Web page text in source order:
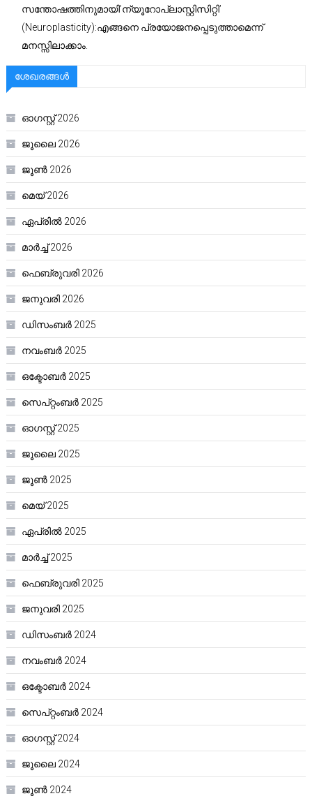
സന്തോഷത്തിനുമായി’ന്യൂറോപ്ലാസ്റ്റിസിറ്റി’
(Neuroplasticity):എങ്ങനെ പ്രയോജനപ്പെടുത്താമെന്ന്
മനസ്സിലാക്കാം.
ശേഖരങ്ങൾ
ഓഗസ്റ്റ്‌ 2026
ജൂലൈ 2026
ജൂൺ 2026
മെയ്‌ 2026
ഏപ്രിൽ 2026
മാർച്ച്‌ 2026
ഫെബ്രുവരി 2026
ജനുവരി 2026
ഡിസംബർ 2025
നവംബർ 2025
ഒക്ടോബർ 2025
സെപ്റ്റംബർ 2025
ഓഗസ്റ്റ്‌ 2025
ജൂലൈ 2025
ജൂൺ 2025
മെയ്‌ 2025
ഏപ്രിൽ 2025
മാർച്ച്‌ 2025
ഫെബ്രുവരി 2025
ജനുവരി 2025
ഡിസംബർ 2024
നവംബർ 2024
ഒക്ടോബർ 2024
സെപ്റ്റംബർ 2024
ഓഗസ്റ്റ്‌ 2024
ജൂലൈ 2024
ജൂൺ 2024